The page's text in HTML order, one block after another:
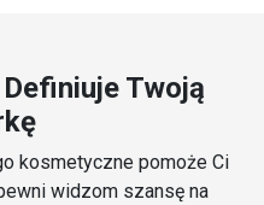
Twoją
kosmetyczne pomoże Ci
widzom szansę na